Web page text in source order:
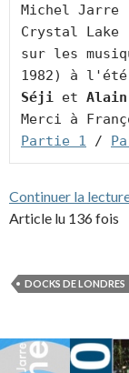
Michel
Crystal
sur les
Séji et Alain
Partie 1 /
Continuer la
Article lu 136 fois
DOCKS DE LONDRES